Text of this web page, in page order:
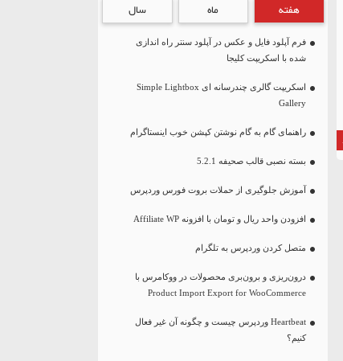
هفته ماه سال
فرم آپلود فایل و عکس در آپلود سنتر راه اندازی
شده با اسکریپت کلیجا
اسکریپت گالری چندرسانه ای Simple Lightbox
Gallery
راهنمای گام به گام نوشتن کپشن خوب اینستاگرام
بسته نصبی قالب صحیفه 5.2.1
آموزش جلوگیری از حملات بروت فورس وردپرس
افزودن واحد ریال و تومان با افزونه Affiliate WP
متصل کردن وردپرس به تلگرام
درون‌ریزی و برون‌بری محصولات در ووکامرس با
Product Import Export for WooCommerce
Heartbeat وردپرس چیست و چگونه آن غیر فعال
کنیم؟